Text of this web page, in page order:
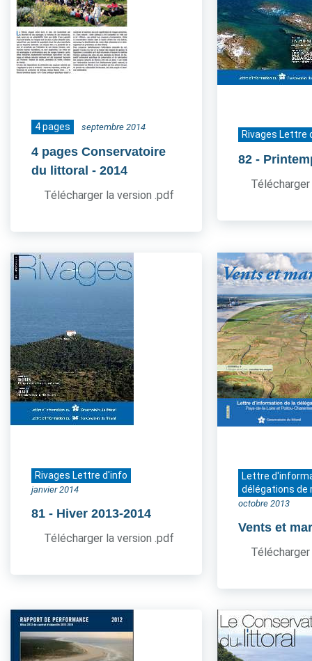
4 pages septembre 2014
4 pages Conservatoire
du littoral - 2014
Télécharger la version .pdf
Rivages Lettre
82 -
Rivages Lettre d'info
janvier 2014
81 - Hiver 2013-2014
Télécharger la version .pdf
Lettre
délégations de
octobre 2013
Vents et